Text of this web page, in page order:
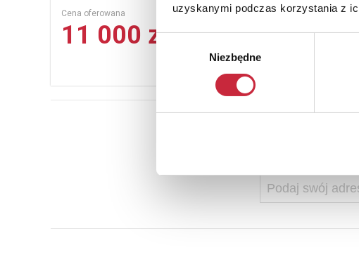
uzyskanymi podczas korzystania z
Wybór
Niezbędne
Cena oferowana
11 000 zł
Aby